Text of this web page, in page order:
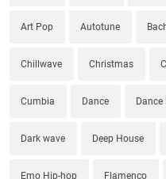
Art Pop Autotune
Chillwave Christmas
Cumbia Dance Dance
Dark wave Deep House
Emo Hip-hop Flamenco